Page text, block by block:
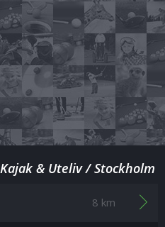
& Uteliv / Stockholm
8 km